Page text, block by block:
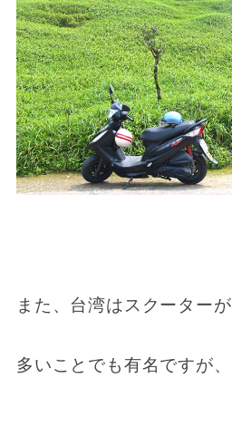
また、台湾はスクーターが
多いことでも有名ですが、